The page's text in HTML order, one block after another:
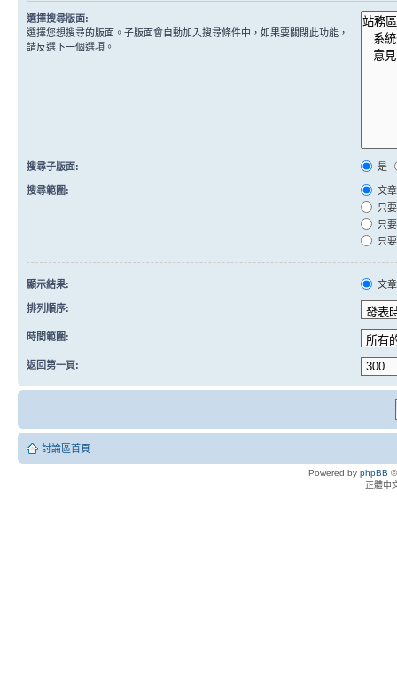
選擇搜尋版面:
選擇您想搜尋的版面。子版面會自動加入搜尋條件中，如果要關閉此功能，
請反選下一個選項。
搜尋子版面: 是
搜尋範圍:
文
只
只
只
顯示結果: 文章
排列順序:
時間範圍:
返回第一頁:
討論區首頁
Powered by phpBB
正體中